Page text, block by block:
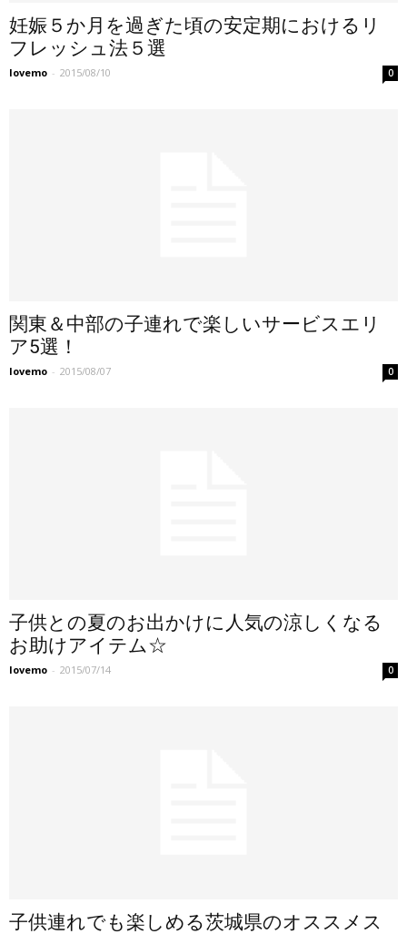
妊娠５か月を過ぎた頃の安定期におけるリ
フレッシュ法５選
lovemo - 2015/08/10 0
関東＆中部の子連れで楽しいサービスエリ
ア5選！
lovemo - 2015/08/07 0
子供との夏のお出かけに人気の涼しくなる
お助けアイテム☆
lovemo - 2015/07/14 0
子供連れでも楽しめる茨城県のオススメス